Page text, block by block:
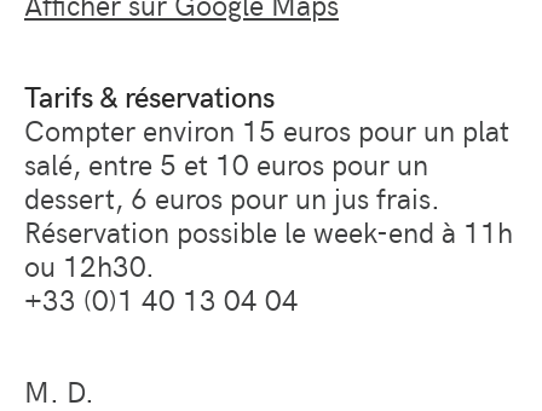
Tarifs & réservations
Compter environ 15 euros pour un plat
salé, entre 5 et 10 euros pour un
dessert, 6 euros pour un jus frais.
Réservation possible le week-end à 11h
ou 12h30.
+33 (0)1 40 13 04 04
M. D.